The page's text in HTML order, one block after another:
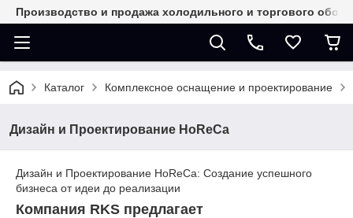
Производство и продажа холодильного и торгового
Каталог Комплексное оснащение и проектирование
Дизайн и Проектирование HoReCa
Дизайн и Проектирование HoReCa: Создание успешного
бизнеса от идеи до реализации
Компания RKS предлагает